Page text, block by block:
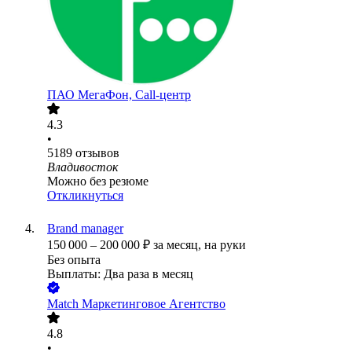
ПАО МегаФон, Call-центр
4.3
•
5189 отзывов
Владивосток
Можно без резюме
Откликнуться
Brand manager
150 000 – 200 000 ₽ за месяц, на руки
Без опыта
Выплаты: Два раза в месяц
Match Маркетинговое Агентство
4.8
•